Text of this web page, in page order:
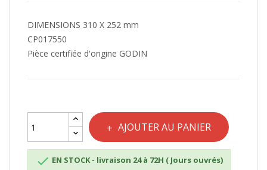
DIMENSIONS 310 X 252 mm
CP017550
Pièce certifiée d'origine GODIN
AJOUTER AU PANIER
 EN STOCK - livraison 24 à 72H ( Jours ouvrés)